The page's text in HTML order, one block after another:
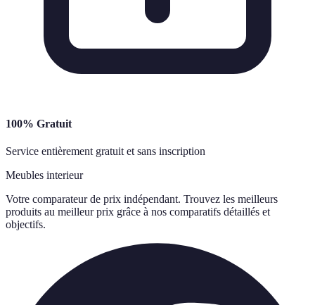
100% Gratuit
Service entièrement gratuit et sans inscription
Meubles interieur
Votre comparateur de prix indépendant. Trouvez les meilleurs
produits au meilleur prix grâce à nos comparatifs détaillés et
objectifs.